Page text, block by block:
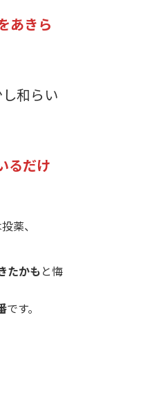
あきら
和らい
るだけ
たかも と悔
です。